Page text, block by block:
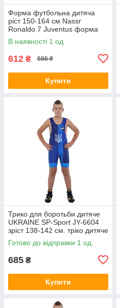
Форма футбольна дитяча
ріст 150-164 см Nassr
Ronaldo 7 Juventus форма
Роналдо 7 Ювентус
В наявності 1 од.
612 ₴ 686 ₴
Купити
Трико для боротьби дитяче
UKRAINE SP-Sport JY-6604
зріст 138-142 см. тріко дитяче
синє
Готово до відправки 1 од.
685 ₴
Купити